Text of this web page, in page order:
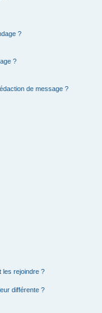
?
?
de message ?
les rejoindre ?
différente ?